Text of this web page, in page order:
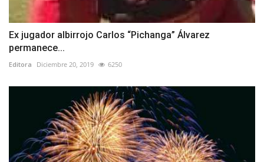
Ex jugador albirrojo Carlos “Pichanga” Álvarez
permanece...
Editora Diciembre 20, 2019 6250